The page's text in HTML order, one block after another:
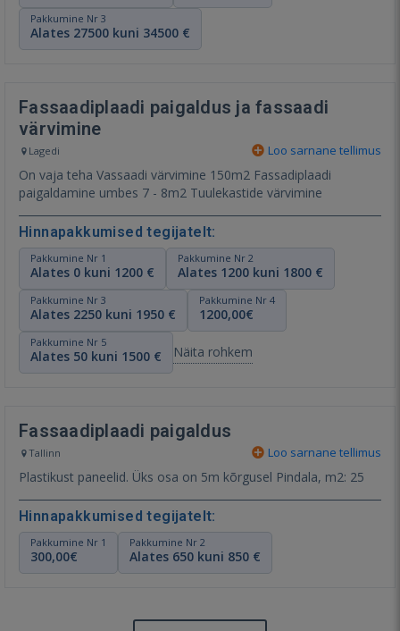
Pakkumine Nr 3
Alates 27500 kuni 34500 €
Fassaadiplaadi paigaldus ja fassaadi
värvimine
Lagedi Loo sarnane tellimus
On vaja teha Vassaadi värvimine 150m2 Fassadiplaadi
paigaldamine umbes 7 - 8m2 Tuulekastide värvimine
Hinnapakkumised tegijatelt:
Pakkumine Nr 1
Alates 0 kuni 1200 €
Pakkumine Nr 2
Alates 1200 kuni 1800 €
Pakkumine Nr 3
Alates 2250 kuni 1950 €
Pakkumine Nr 4
1200,00€
Pakkumine Nr 5
Alates 50 kuni 1500 € Näita rohkem
Fassaadiplaadi paigaldus
Tallinn Loo sarnane tellimus
Plastikust paneelid. Üks osa on 5m kõrgusel Pindala, m2: 25
Hinnapakkumised tegijatelt:
Pakkumine Nr 1
300,00€
Pakkumine Nr 2
Alates 650 kuni 850 €